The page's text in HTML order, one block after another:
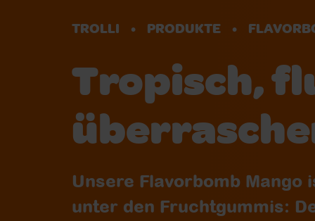
TROLLI PRODUKTE
Tropisch,
Unsere Flavorbomb Mango
unter den Fruchtgummis: